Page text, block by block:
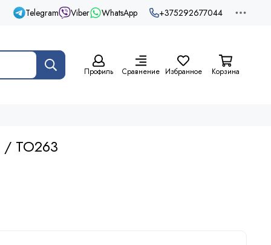
Telegram Viber WhatsApp +375292677044
Профиль Сравнение Избранное Корзина
TO263